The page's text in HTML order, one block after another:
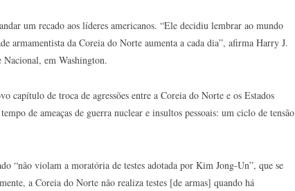
um recado aos líderes americanos. “Ele decidiu lembrar ao mundo
armamentista da Coreia do Norte aumenta a cada dia”, afirma Harry J.
Nacional, em Washington.
capítulo de troca de agressões entre a Coreia do Norte e os Estados
de ameaças de guerra nuclear e insultos pessoais: um ciclo de tensão
“não violam a moratória de testes adotada por Kim Jong-Un”, que se
a Coreia do Norte não realiza testes [de armas] quando há